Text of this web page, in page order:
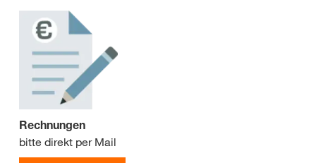
Rechnungen
bitte direkt per Mail